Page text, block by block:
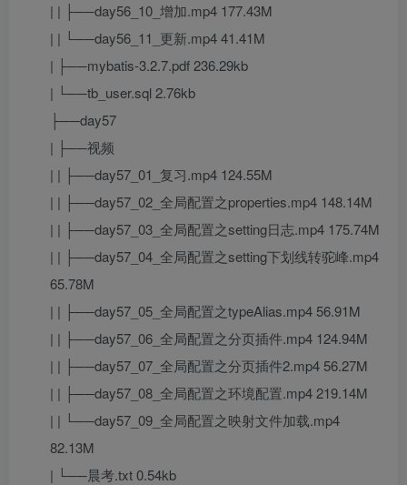
| | ├──day56_10_增加.mp4 177.43M
| | └──day56_11_更新.mp4 41.41M
| ├──mybatis-3.2.7.pdf 236.29kb
| └──tb_user.sql 2.76kb
├──day57
| ├──视频
| | ├──day57_01_复习.mp4 124.55M
| | ├──day57_02_全局配置之properties.mp4 148.14M
| | ├──day57_03_全局配置之setting日志.mp4 175.74M
| | ├──day57_04_全局配置之setting下划线转驼峰.mp4
65.78M
| | ├──day57_05_全局配置之typeAlias.mp4 56.91M
| | ├──day57_06_全局配置之分页插件.mp4 124.94M
| | ├──day57_07_全局配置之分页插件2.mp4 56.27M
| | ├──day57_08_全局配置之环境配置.mp4 219.14M
| | └──day57_09_全局配置之映射文件加载.mp4
82.13M
| └──晨考.txt 0.54kb